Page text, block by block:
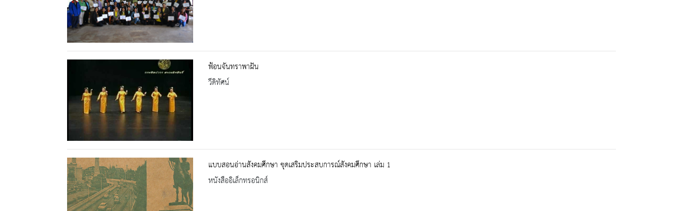
ฟ้อนจันทราพาฝัน
วีดิทัศน์
แบบสอนอ่านสังคมศึกษา ชุดเสริมประสบการณ์สังคมศึกษา เล่ม 1
หนังสืออิเล็กทรอนิกส์